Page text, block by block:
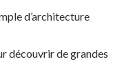
d’architecture
découvrir de grandes